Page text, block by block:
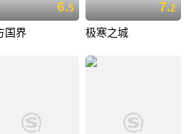
6.5
国界
7.2
极寒之城